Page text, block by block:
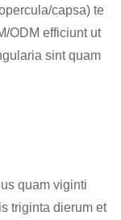
capsa) te
ODM efficiunt ut
sint quam
quam viginti
triginta dierum et